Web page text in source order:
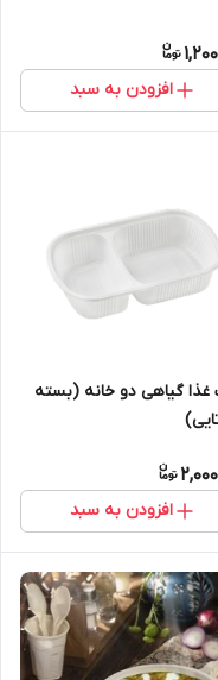
افزودن به سبد
گیاهی دو خانه (بسته
افزودن به سبد